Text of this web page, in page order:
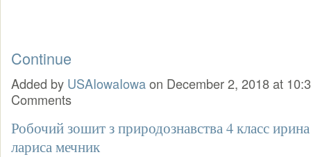
Continue
Added by USAIowaIowaon December 2, 2018 at
Comments
Робочий зошит з природознавства 4 класс
лариса мечник